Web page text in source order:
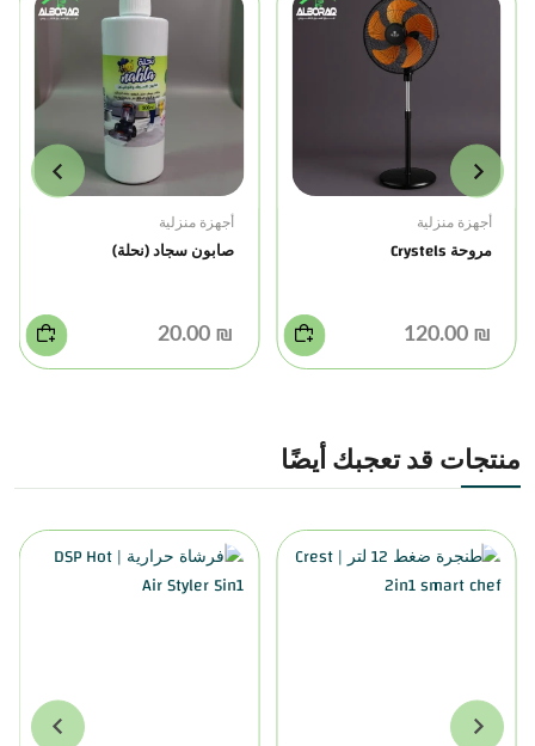
أجهزة منزلية
مروحة Crystels
₪ 120.00
أجهزة منزلية
صابون سجاد (نحلة)
₪ 20.00
منتجات قد تعجبك أيضًا